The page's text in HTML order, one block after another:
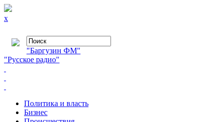
x
"Баргузин ФМ"
"Русское радио"
Политика и власть
Бизнес